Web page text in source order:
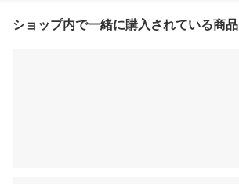
ショップ内で一緒に購入されている商品